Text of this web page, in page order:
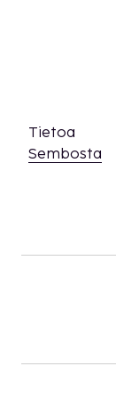
Tietoa
Sembosta